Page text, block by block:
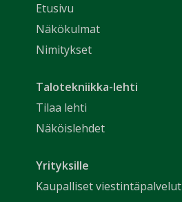
Etusivu
Näkökulmat
Nimitykset
Talotekniikka-lehti
Tilaa lehti
Näköislehdet
Yrityksille
Kaupalliset viestintäpalvelut